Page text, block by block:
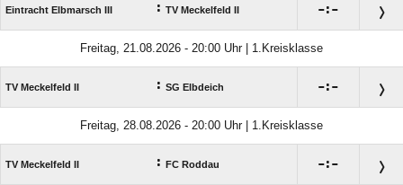
Eintracht Elbmarsch III : TV Meckelfeld II :
Freitag, 21.08.2026 - 20:00 Uhr | 1.Kreisklasse
TV Meckelfeld II : SG Elbdeich :
Freitag, 28.08.2026 - 20:00 Uhr | 1.Kreisklasse
TV Meckelfeld II : FC Roddau :